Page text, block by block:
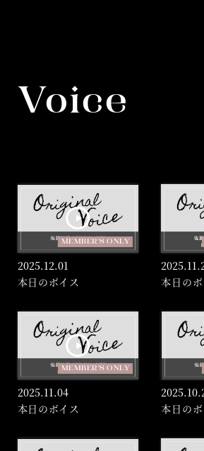
Voice
MEMBER'S ONLY
2025.12.01
本日のボイス
2025.
本日の
MEMBER'S ONLY
2025.11.04
本日のボイス
2025.
本日の